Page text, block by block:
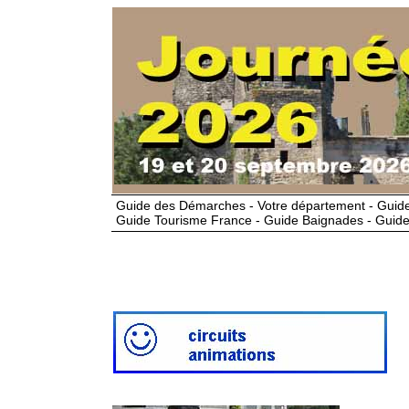
Guide des Démarches - Votre département -
Guide Tourisme France - Guide Baignades -